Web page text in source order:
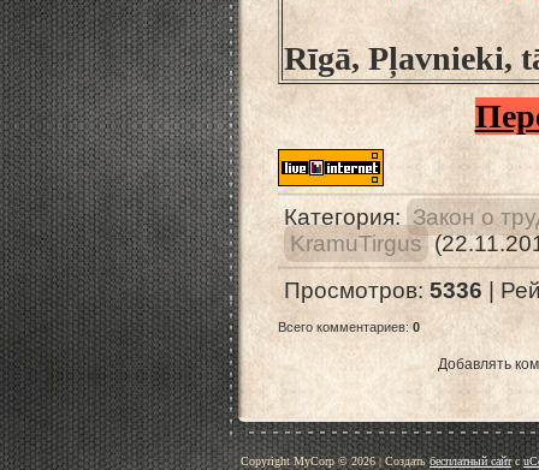
Rīgā, Pļavnieki,
Категория: Закон о
KramuTirgus
Просмотров: 5336
Всего комментариев:0
Добавлять
Copyright MyCorp © 2026|Создатьбесплатный сайтс